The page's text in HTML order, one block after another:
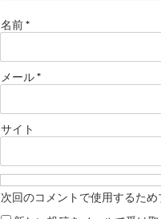
名前*
メール*
サイト
次回のコメントで使用するた